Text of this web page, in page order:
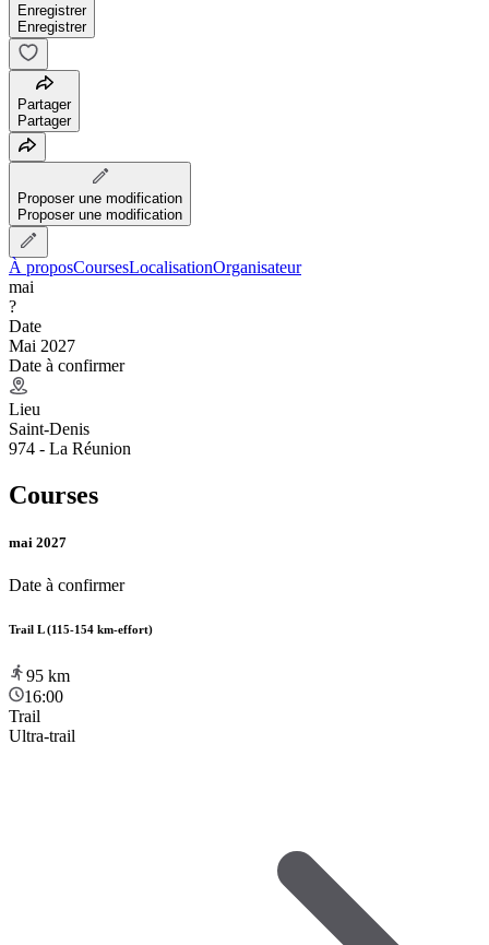
Enregistrer
Enregistrer
Partager
Partager
Proposer une modification
Proposer une modification
À proposCoursesLocalisationOrganisateur
mai
?
Date
Mai 2027
Date à confirmer
Lieu
Saint-Denis
974 - La Réunion
Courses
mai 2027
Date à confirmer
Trail L (115-154 km-effort)
95 km
16:00
Trail
Ultra-trail